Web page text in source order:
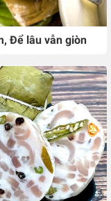
Để lâu vẫn giòn